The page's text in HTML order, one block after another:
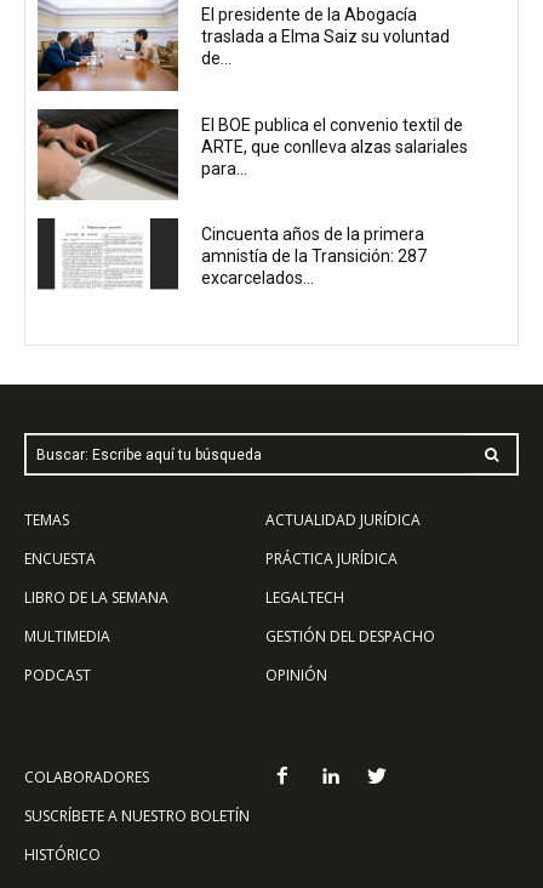
El presidente de la Abogacía
traslada a Elma Saiz su voluntad
de...
El BOE publica el convenio textil de
ARTE, que conlleva alzas salariales
para...
Cincuenta años de la primera
amnistía de la Transición: 287
excarcelados...
Buscar: Escribe aquí tu búsqueda
TEMAS
ENCUESTA
LIBRO DE LA SEMANA
MULTIMEDIA
PODCAST
ACTUALIDAD JURÍDICA
PRÁCTICA JURÍDICA
LEGALTECH
GESTIÓN DEL DESPACHO
OPINIÓN
COLABORADORES
SUSCRÍBETE A NUESTRO BOLETÍN
HISTÓRICO